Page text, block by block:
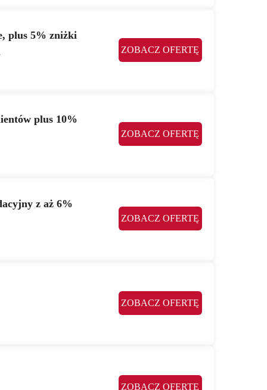
plus 5% zniżki
ZOBACZ OFERTĘ
plus 10%
ZOBACZ OFERTĘ
z aż 6%
ZOBACZ OFERTĘ
ZOBACZ OFERTĘ
ZOBACZ OFERTĘ